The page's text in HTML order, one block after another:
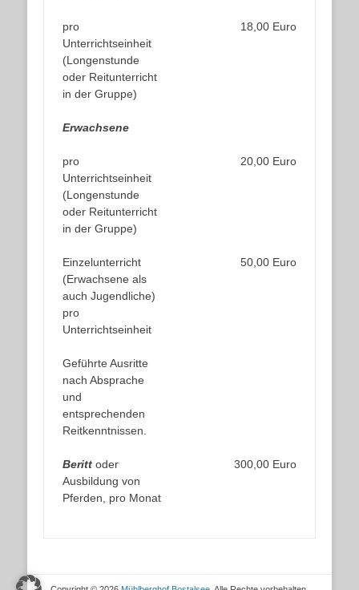
pro
Unterrichtseinheit
(Longenstunde
oder Reitunterricht
in der Gruppe)
18,00 Euro
Erwachsene
pro
Unterrichtseinheit
(Longenstunde
oder Reitunterricht
in der Gruppe)
20,00 Euro
Einzelunterricht
(Erwachsene als
auch Jugendliche)
pro
Unterrichtseinheit
50,00 Euro
Geführte Ausritte
nach Absprache
und
entsprechenden
Reitkenntnissen.
Berittoder
Ausbildung von
Pferden, pro Monat
300,00 Euro